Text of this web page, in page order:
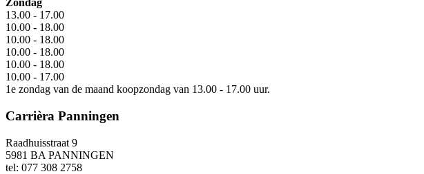
Zondag
13.00 - 17.00
10.00 - 18.00
10.00 - 18.00
10.00 - 18.00
10.00 - 18.00
10.00 - 17.00
1e zondag van de maand koopzondag van 13.00 - 17.00 uur.
Carrièra Panningen
Raadhuisstraat 9
5981 BA PANNINGEN
tel: 077 308 2758